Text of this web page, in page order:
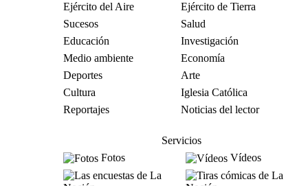
Ejército del Aire
Ejército de Tierra
Sucesos
Salud
Educación
Investigación
Medio ambiente
Economía
Deportes
Arte
Cultura
Iglesia Católica
Reportajes
Noticias del lector
Servicios
Fotos
Vídeos